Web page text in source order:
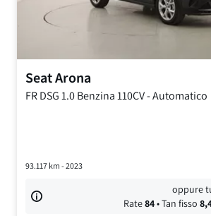
SeatArona
FR DSG1.0 Benzina 110CV-Automatico
93.117km - 2023
oppure
Rate84• Tan fisso